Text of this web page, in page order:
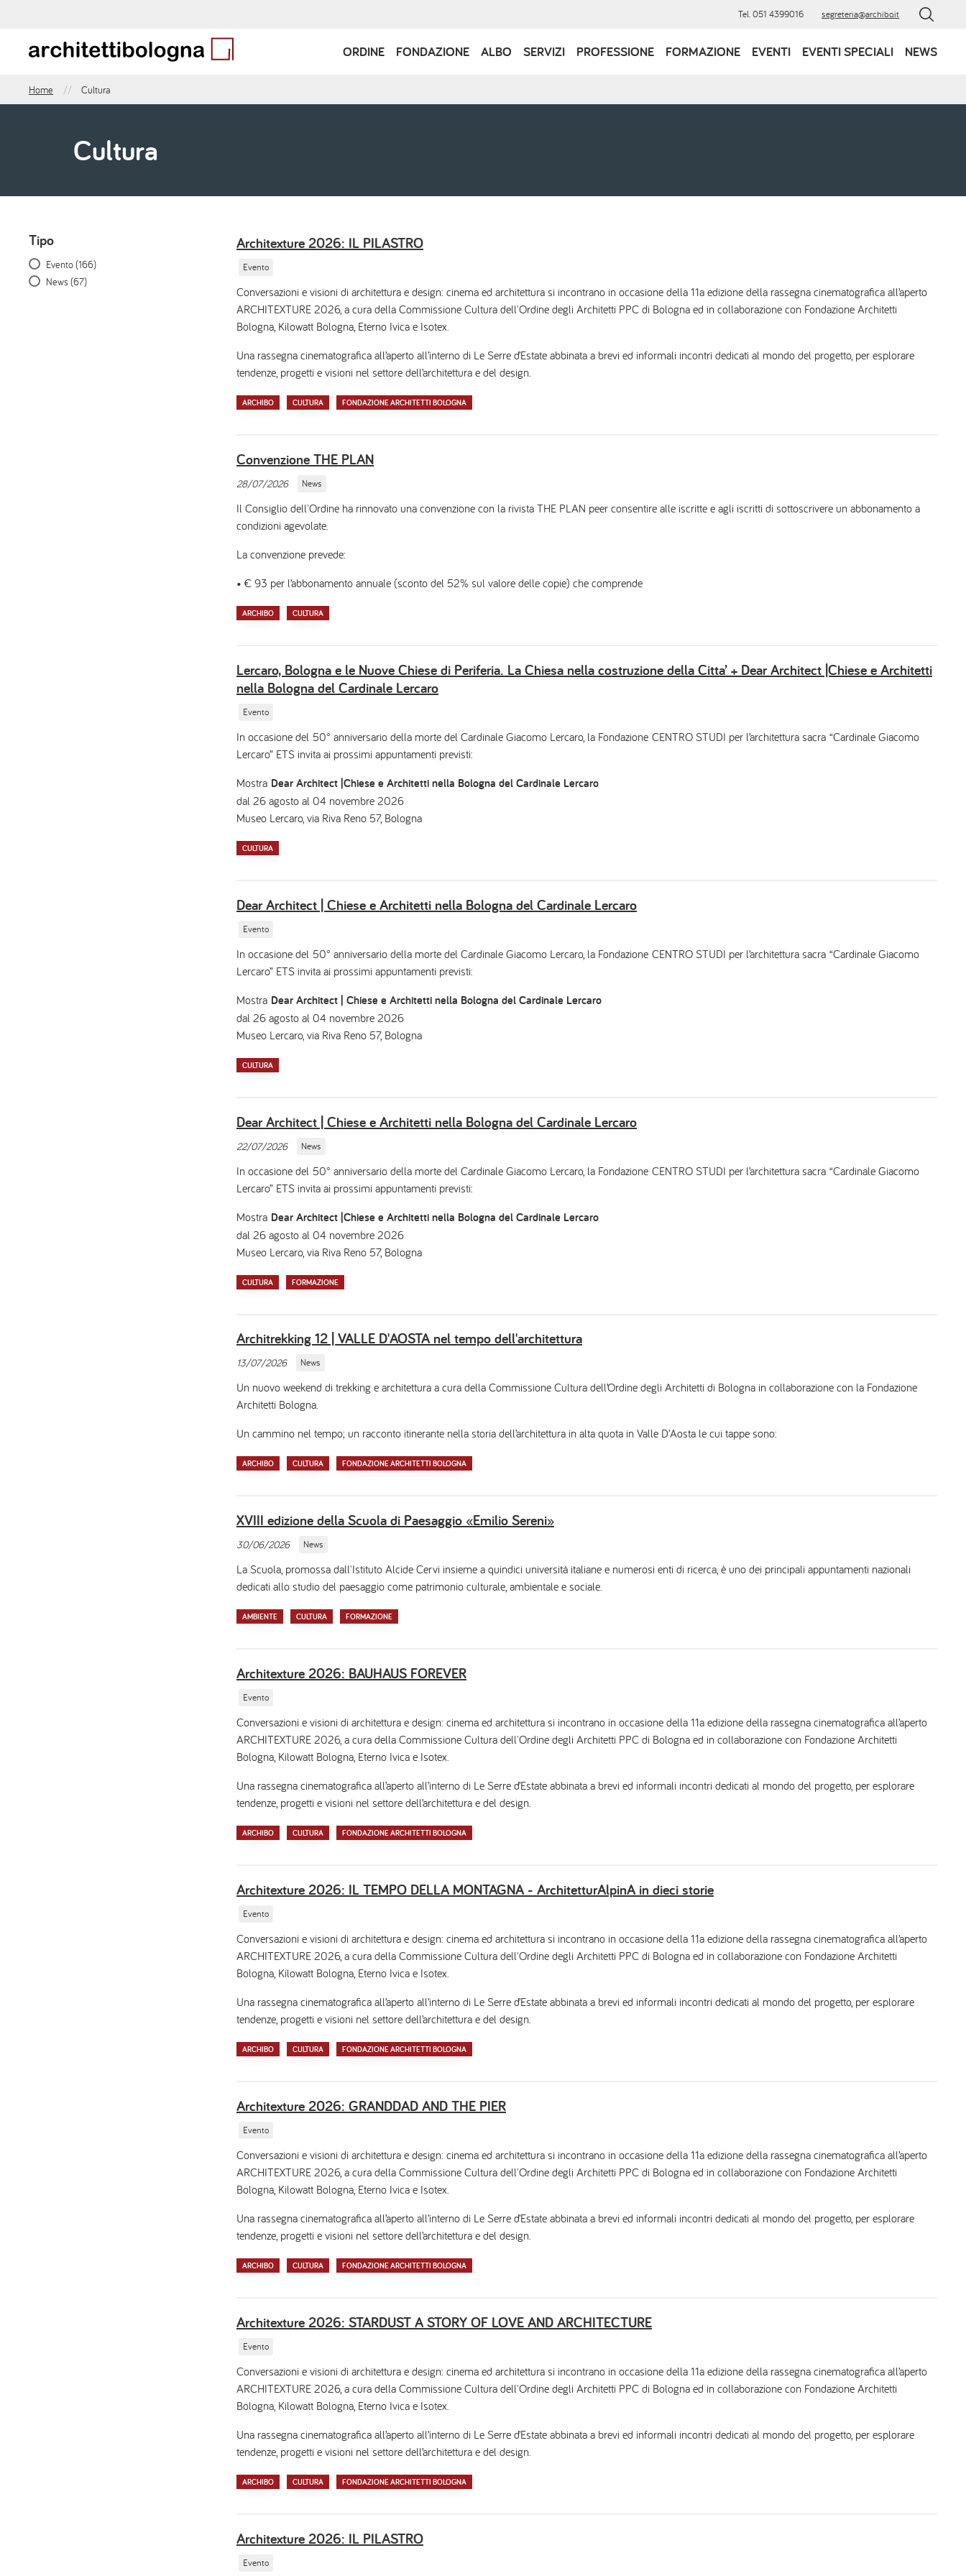
contenuto
principale
Tel. 051 4399016 segreteria@archibo.it
Navigazione
ORDINE FONDAZIONE ALBO SERVIZI PROFESSIONE FORMAZIONE EVENTI EVENTI SPECIALI NEWS
Briciole
Home Cultura
Cultura
Menu
sidebar
Tipo
Evento(166)
News(67)
Architexture 2026: IL PILASTRO
Evento
Conversazioni e visioni di architettura e design: cinema ed architettura si incontrano in occasione della 11a edizione della rassegna cinematografica all’aperto
ARCHITEXTURE 2026, a cura della Commissione Cultura dell'Ordine degli Architetti PPC di Bologna ed in collaborazione con Fondazione Architetti
Bologna, Kilowatt Bologna, Eterno Ivica e Isotex.
Una rassegna cinematografica all’aperto all’interno di Le Serre d’Estate abbinata a brevi ed informali incontri dedicati al mondo del progetto, per esplorare
tendenze, progetti e visioni nel settore dell’architettura e del design.
ARCHIBO CULTURA FONDAZIONE ARCHITETTI BOLOGNA
Convenzione THE PLAN
28/07/2026 News
Il Consiglio dell'Ordine ha rinnovato una convenzione con la rivista THE PLAN peer consentire alle iscritte e agli iscritti di sottoscrivere un abbonamento a
condizioni agevolate.
La convenzione prevede:
• € 93 per l’abbonamento annuale (sconto del 52% sul valore delle copie) che comprende
ARCHIBO CULTURA
Lercaro, Bologna e le Nuove Chiese di Periferia. La Chiesa nella costruzione della Citta’ + Dear Architect |Chiese e Architetti
nella Bologna del Cardinale Lercaro
Evento
In occasione del 50° anniversario della morte del Cardinale Giacomo Lercaro, la Fondazione CENTRO STUDI per l’architettura sacra “Cardinale Giacomo
Lercaro” ETS invita ai prossimi appuntamenti previsti:
Mostra Dear Architect |Chiese e Architetti nella Bologna del Cardinale Lercaro
dal 26 agosto al 04 novembre 2026
Museo Lercaro, via Riva Reno 57, Bologna
CULTURA
Dear Architect | Chiese e Architetti nella Bologna del Cardinale Lercaro
Evento
In occasione del 50° anniversario della morte del Cardinale Giacomo Lercaro, la Fondazione CENTRO STUDI per l’architettura sacra “Cardinale Giacomo
Lercaro” ETS invita ai prossimi appuntamenti previsti:
Mostra Dear Architect | Chiese e Architetti nella Bologna del Cardinale Lercaro
dal 26 agosto al 04 novembre 2026
Museo Lercaro, via Riva Reno 57, Bologna
CULTURA
Dear Architect | Chiese e Architetti nella Bologna del Cardinale Lercaro
22/07/2026 News
In occasione del 50° anniversario della morte del Cardinale Giacomo Lercaro, la Fondazione CENTRO STUDI per l’architettura sacra “Cardinale Giacomo
Lercaro” ETS invita ai prossimi appuntamenti previsti:
Mostra Dear Architect |Chiese e Architetti nella Bologna del Cardinale Lercaro
dal 26 agosto al 04 novembre 2026
Museo Lercaro, via Riva Reno 57, Bologna
CULTURA FORMAZIONE
Architrekking 12 | VALLE D'AOSTA nel tempo dell'architettura
13/07/2026 News
Un nuovo weekend di trekking e architettura a cura della Commissione Cultura dell’Ordine degli Architetti di Bologna in collaborazione con la Fondazione
Architetti Bologna.
Un cammino nel tempo; un racconto itinerante nella storia dell’architettura in alta quota in Valle D’Aosta le cui tappe sono:
ARCHIBO CULTURA FONDAZIONE ARCHITETTI BOLOGNA
XVIII edizione della Scuola di Paesaggio «Emilio Sereni»
30/06/2026 News
La Scuola, promossa dall'Istituto Alcide Cervi insieme a quindici università italiane e numerosi enti di ricerca, è uno dei principali appuntamenti nazionali
dedicati allo studio del paesaggio come patrimonio culturale, ambientale e sociale.
AMBIENTE CULTURA FORMAZIONE
Architexture 2026: BAUHAUS FOREVER
Evento
Conversazioni e visioni di architettura e design: cinema ed architettura si incontrano in occasione della 11a edizione della rassegna cinematografica all’aperto
ARCHITEXTURE 2026, a cura della Commissione Cultura dell'Ordine degli Architetti PPC di Bologna ed in collaborazione con Fondazione Architetti
Bologna, Kilowatt Bologna, Eterno Ivica e Isotex.
Una rassegna cinematografica all’aperto all’interno di Le Serre d’Estate abbinata a brevi ed informali incontri dedicati al mondo del progetto, per esplorare
tendenze, progetti e visioni nel settore dell’architettura e del design.
ARCHIBO CULTURA FONDAZIONE ARCHITETTI BOLOGNA
Architexture 2026: IL TEMPO DELLA MONTAGNA - ArchitetturAlpinA in dieci storie
Evento
Conversazioni e visioni di architettura e design: cinema ed architettura si incontrano in occasione della 11a edizione della rassegna cinematografica all’aperto
ARCHITEXTURE 2026, a cura della Commissione Cultura dell'Ordine degli Architetti PPC di Bologna ed in collaborazione con Fondazione Architetti
Bologna, Kilowatt Bologna, Eterno Ivica e Isotex.
Una rassegna cinematografica all’aperto all’interno di Le Serre d’Estate abbinata a brevi ed informali incontri dedicati al mondo del progetto, per esplorare
tendenze, progetti e visioni nel settore dell’architettura e del design.
ARCHIBO CULTURA FONDAZIONE ARCHITETTI BOLOGNA
Architexture 2026: GRANDDAD AND THE PIER
Evento
Conversazioni e visioni di architettura e design: cinema ed architettura si incontrano in occasione della 11a edizione della rassegna cinematografica all’aperto
ARCHITEXTURE 2026, a cura della Commissione Cultura dell'Ordine degli Architetti PPC di Bologna ed in collaborazione con Fondazione Architetti
Bologna, Kilowatt Bologna, Eterno Ivica e Isotex.
Una rassegna cinematografica all’aperto all’interno di Le Serre d’Estate abbinata a brevi ed informali incontri dedicati al mondo del progetto, per esplorare
tendenze, progetti e visioni nel settore dell’architettura e del design.
ARCHIBO CULTURA FONDAZIONE ARCHITETTI BOLOGNA
Architexture 2026: STARDUST A STORY OF LOVE AND ARCHITECTURE
Evento
Conversazioni e visioni di architettura e design: cinema ed architettura si incontrano in occasione della 11a edizione della rassegna cinematografica all’aperto
ARCHITEXTURE 2026, a cura della Commissione Cultura dell'Ordine degli Architetti PPC di Bologna ed in collaborazione con Fondazione Architetti
Bologna, Kilowatt Bologna, Eterno Ivica e Isotex.
Una rassegna cinematografica all’aperto all’interno di Le Serre d’Estate abbinata a brevi ed informali incontri dedicati al mondo del progetto, per esplorare
tendenze, progetti e visioni nel settore dell’architettura e del design.
ARCHIBO CULTURA FONDAZIONE ARCHITETTI BOLOGNA
Architexture 2026: IL PILASTRO
Evento